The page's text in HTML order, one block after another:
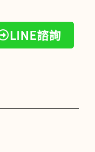
LINE諮詢